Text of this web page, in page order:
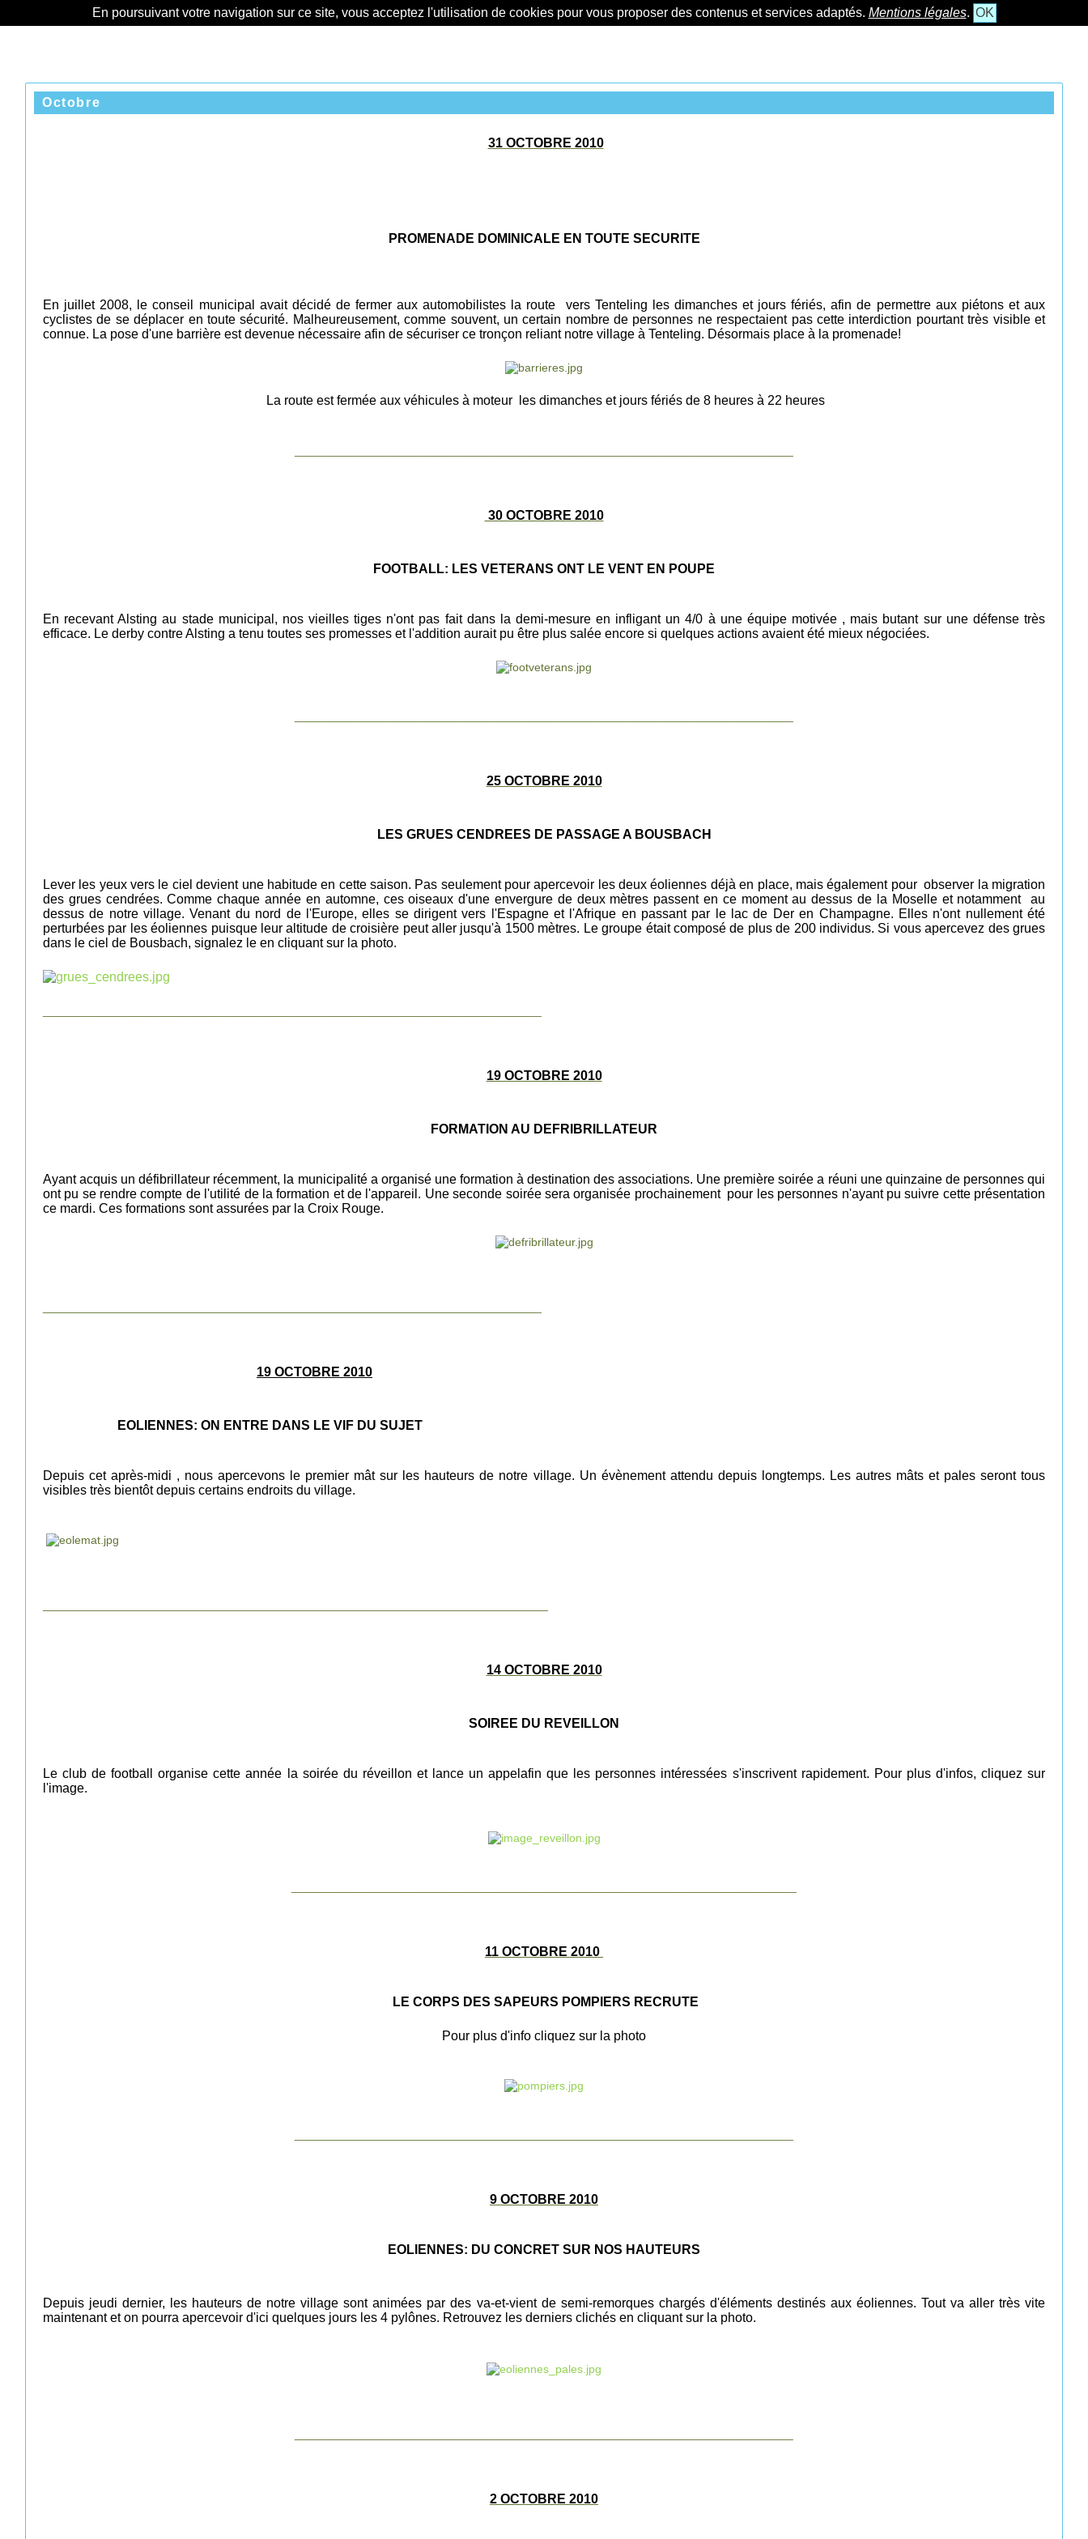
En poursuivant votre navigation sur ce site, vous acceptez l'utilisation de cookies pour vous proposer des contenus et services adaptés. Mentions légales. OK
Octobre
31 OCTOBRE 2010
PROMENADE DOMINICALE EN TOUTE SECURITE
En juillet 2008, le conseil municipal avait décidé de fermeraux automobilistes la route vers Tenteling les dimancheset jours fériés, afin de permettre aux piétons et aux
cyclistes de se déplacer en toute sécurité. Malheureusement, comme souvent, un certain nombre de personnes ne respectaient pas cette interdiction pourtant très visible et
connue. La pose d'une barrière est devenue nécessaire afin de sécuriser ce tronçon reliant notre village à Tenteling. Désormais place à la promenade!
La route est fermée aux véhicules à moteur les dimanches et jours fériés de 8 heures à 22 heures
30 OCTOBRE 2010
FOOTBALL: LES VETERANS ONT LE VENT EN POUPE
En recevant Alsting au stade municipal, nos vieilles tiges n'ont pas fait dans la demi-mesure en infligant un 4/0 à une équipe motivée , mais butant sur une défense très
efficace. Le derby contre Alsting a tenu toutes ses promesses et l'addition aurait pu être plus salée encore si quelques actions avaient été mieux négociées.
25 OCTOBRE 2010
LES GRUES CENDREES DE PASSAGE A BOUSBACH
Lever les yeux vers le ciel devient une habitudeen cette saison. Pas seulement pour apercevoir les deux éoliennes déjà en place, mais également pour observer la migration
des grues cendrées. Comme chaque année en automne, ces oiseaux d'une envergure de deux mètres passent en ce moment au dessus de la Moselle et notamment au
dessus de notre village. Venant du nord de l'Europe, elles se dirigent vers l'Espagne et l'Afrique en passant par le lac de Der en Champagne. Elles n'ont nullement été
perturbées par les éoliennes puisque leur altitude de croisière peut aller jusqu'à 1500 mètres. Le groupe était composé de plus de 200 individus. Si vous apercevez des grues
dans le ciel de Bousbach, signalez le en cliquant sur la photo.
19 OCTOBRE 2010
FORMATION AU DEFRIBRILLATEUR
Ayant acquis un défibrillateur récemment, la municipalité a organisé une formation à destination des associations. Une première soirée a réuni une quinzaine de personnes qui
ont pu se rendre compte de l'utilité de la formation et de l'appareil. Une seconde soirée sera organisée prochainement pour les personnes n'ayant pu suivre cette présentation
ce mardi. Ces formations sont assurées par la Croix Rouge.
19 OCTOBRE 2010
EOLIENNES: ON ENTRE DANS LE VIF DU SUJET
Depuis cet après-midi , nous apercevons le premier mât sur les hauteurs de notre village. Un évènement attendu depuis longtemps. Les autres mâts et pales seront tous
visibles très bientôt depuis certains endroits du village.
14 OCTOBRE 2010
SOIREE DU REVEILLON
Le club de football organise cette année la soirée du réveillon et lance un appelafinque les personnes intéressées s'inscrivent rapidement. Pour plus d'infos, cliquez sur
l'image.
11 OCTOBRE 2010
LE CORPS DES SAPEURS POMPIERS RECRUTE
Pour plus d'info cliquez sur la photo
9 OCTOBRE 2010
EOLIENNES: DU CONCRET SUR NOS HAUTEURS
Depuis jeudi dernier, les hauteurs de notre village sont animées par des va-et-vient de semi-remorques chargés d'éléments destinés aux éoliennes. Tout va aller très vite
maintenant et on pourra apercevoir d'ici quelques jours les 4 pylônes. Retrouvez les derniers clichés en cliquant sur la photo.
2 OCTOBRE 2010